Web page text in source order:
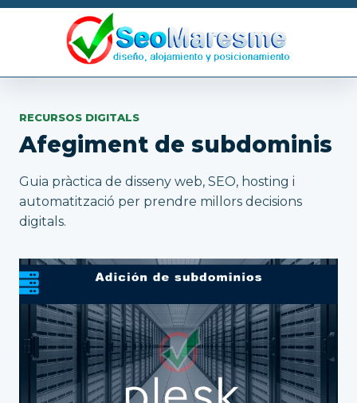
RECURSOS DIGITALS
Afegiment de subdominis
Guia pràctica de disseny web, SEO, hosting i
automatització per prendre millors decisions
digitals.